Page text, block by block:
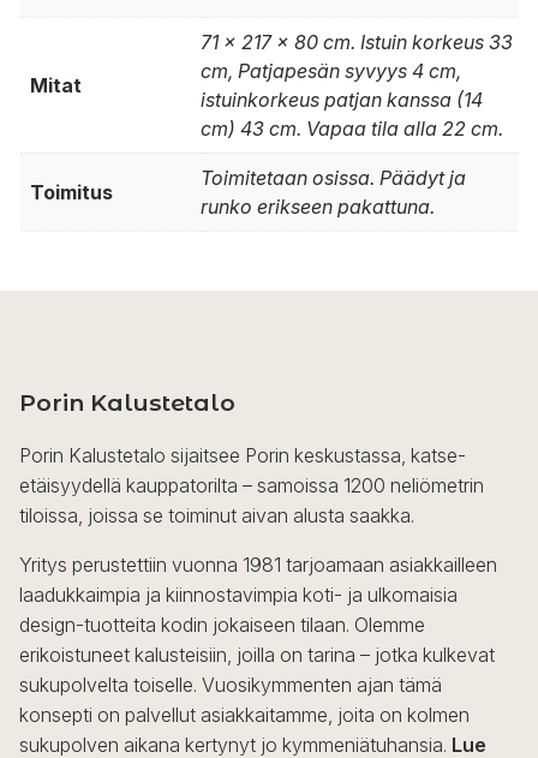
Mitat
71 x 217 x 80 cm. Istuin korkeus 33
cm, Patjapesän syvyys 4 cm,
istuinkorkeus patjan kanssa (14
cm) 43 cm. Vapaa tila alla 22 cm.
Toimitus
Toimitetaan osissa. Päädyt ja
runko erikseen pakattuna.
Porin Kalustetalo
Porin Kalustetalo sijaitsee Porin keskustassa, katse-
etäisyydellä kauppatorilta – samoissa 1200 neliömetrin
tiloissa, joissa se toiminut aivan alusta saakka.
Yritys perustettiin vuonna 1981 tarjoamaan asiakkailleen
laadukkaimpia ja kiinnostavimpia koti- ja ulkomaisia
design-tuotteita kodin jokaiseen tilaan. Olemme
erikoistuneet kalusteisiin, joilla on tarina – jotka kulkevat
sukupolvelta toiselle. Vuosikymmenten ajan tämä
konsepti on palvellut asiakkaitamme, joita on kolmen
sukupolven aikana kertynyt jo kymmeniätuhansia. Lue